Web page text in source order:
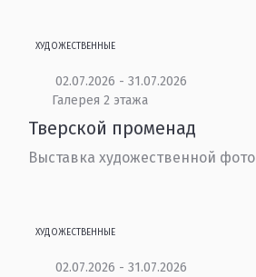
ХУДОЖЕСТВЕННЫЕ
02.07.2026 - 31.07.2026
Галерея 2 этажа
Тверской променад
Выставка художественной
ХУДОЖЕСТВЕННЫЕ
02.07.2026 - 31.07.2026